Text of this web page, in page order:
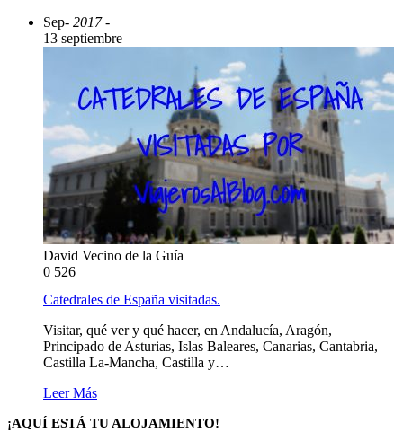
Sep- 2017 -
13 septiembre
David Vecino de la Guía
0 526
Catedrales de España visitadas.
Visitar, qué ver y qué hacer, en Andalucía, Aragón,
Principado de Asturias, Islas Baleares, Canarias, Cantabria,
Castilla La-Mancha, Castilla y…
Leer Más
¡AQUÍ ESTÁ TU ALOJAMIENTO!